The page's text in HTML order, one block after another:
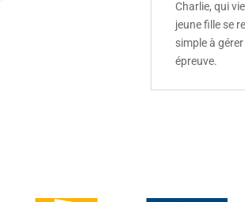
Charlie, qui
jeune fille se
simple à
épreuve.